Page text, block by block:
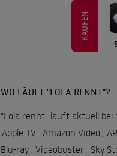
KAUFEN
WO LÄUFT "LOLA RENNT"?
"Lola rennt" läuft aktuell
Apple TV
Amazon Video
Blu-ray Videobuster Sky